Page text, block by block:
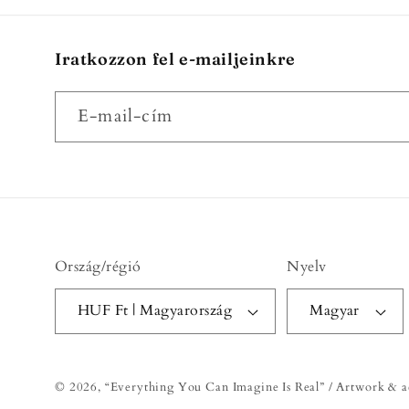
Iratkozzon fel e-mailjeinkre
E-mail-cím
Ország/régió
HUF Ft | Magyarország
Nyelv
Magyar
© 2026, “Everything You Can Imagine Is Real” / Artwork &